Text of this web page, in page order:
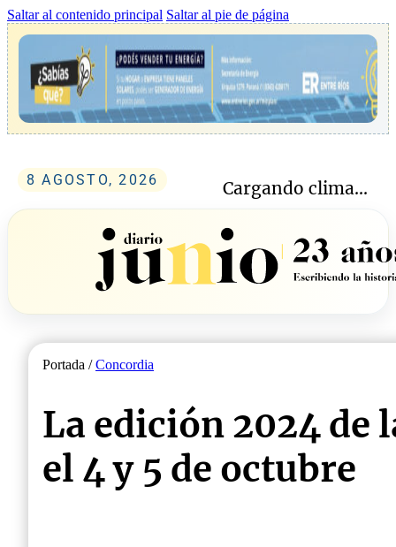
Saltar al contenido principal Saltar al pie de página
8 AGOSTO, 2026 Cargando clima...
Portada /Concordia
La edición 2024 de
el 4 y 5 de octubre